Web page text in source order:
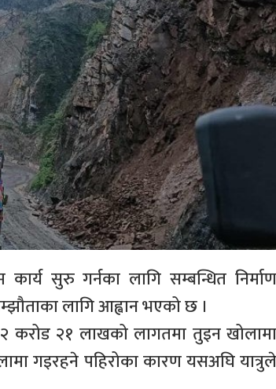
सुरु गर्नका लागि सम्बन्धित
लागि आह्वान भएको छ ।
करोड २१ लाखको लागतमा तुइन खोलामा
गइरहने पहिरोका कारण यसअघि यात्रुले